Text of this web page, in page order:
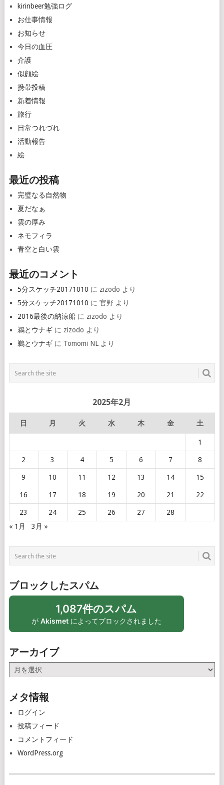
kirinbeer勉強ログ
お仕事情報
お知らせ
今日の血圧
介護
似顔絵
携帯投稿
新着情報
旅行
日常つれづれ
活動報告
絵
最近の投稿
完璧なる自然物
夏だなぁ
雲の厚み
ネモフィラ
青空と白い雲
最近のコメント
5分スケッチ20171010 に zizodo より
5分スケッチ20171010 に 官野 より
2016最後の納涼船に zizodo より
鵜とウナギに zizodo より
鵜とウナギに Tomomi NLより
2025年2月
日 月 火 水 木 金 土
1
2 3 4 5 6 7 8
9 10 11 12 13 14 15
16 17 18 19 20 21 22
23 24 25 26 27
28
« 1月
3月 »
ブロックしたスパム
1,087件のスパム
が Akismetによってブロックされました
アーカイブ
ー
イ
メタ情報
ログイン
投稿フィード
コメントフィード
WordPress.org